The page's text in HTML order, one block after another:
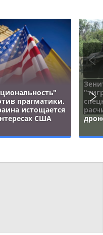
прагматики.
истощается
США